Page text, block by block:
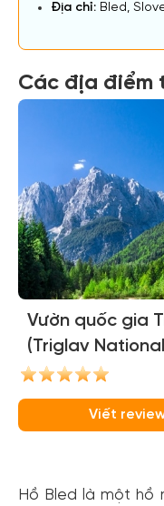
Địa chỉ: Bled,
Các địa điểm
Vườn quốc gia
(Triglav
Viết
Hồ Bled là một hồ